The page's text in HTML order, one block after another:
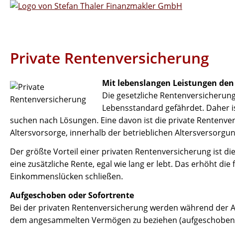
Private Rentenversicherung
Mit lebenslangen Leistungen
Die gesetzliche
Lebensstandard gefährdet. Daher
suchen nach Lösungen. Eine davon ist die private
Altersvorsorge, innerhalb der betrieblichen
Der größte Vorteil einer privaten Rentenversicherung ist
eine zusätzliche Rente, egal wie lang er lebt. Das erhöht
Einkommenslücken schließen.
Aufgeschoben oder Sofortrente
Bei der privaten Rentenversicherung werden während der
dem angesammelten Vermögen zu beziehen